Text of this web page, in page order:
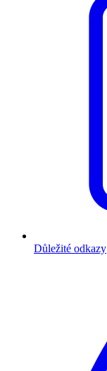
Důležité odkazy